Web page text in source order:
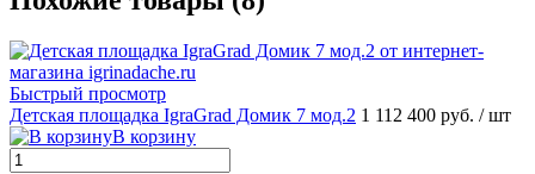
Быстрый просмотр
Детская площадка IgraGrad Домик 7 мод.2 1 112 400 руб. / шт
В корзину